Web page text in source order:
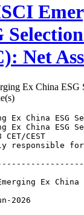
Net
Ex China ESG
Ex China ESG
Ex China
CEST
responsible
Ex
2026